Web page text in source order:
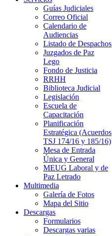
Guías Judiciales
Correo Oficial
Calendario de
Audiencias
Listado de Despachos
Juzgados de Paz
Lego
Fondo de Justicia
RRHH
Biblioteca Judicial
Legislación
Escuela de
Capacitación
Planificación
Estratégica (Acuerdos
TSJ 174/16 y 185/16)
Mesa de Entrada
Única y General
MEUG Laboral y de
Paz Letrado
Multimedia
Galería de Fotos
Mapa del Sitio
Descargas
Formularios
Descargas varias